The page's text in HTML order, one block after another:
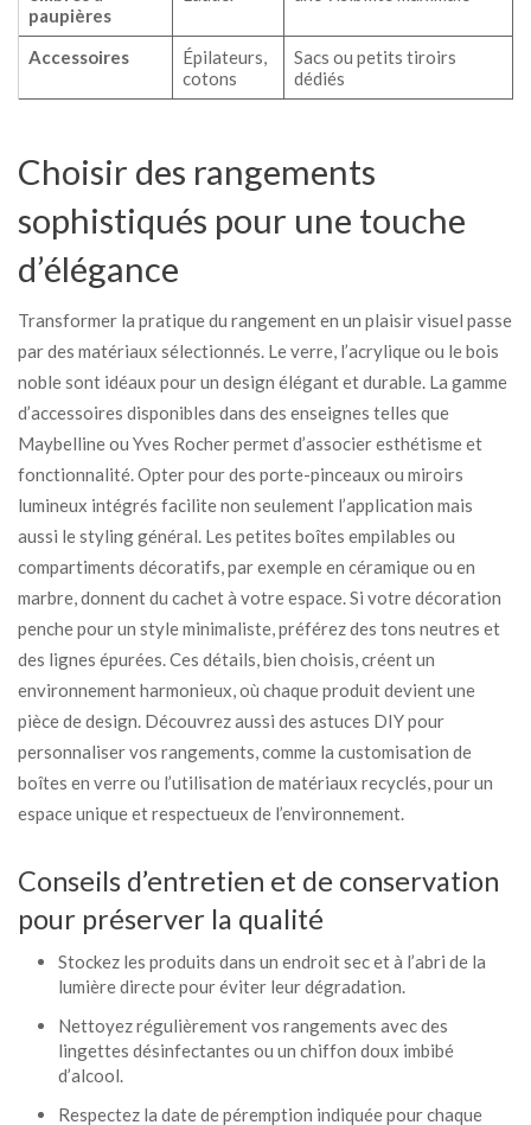
paupières
Accessoires
Épilateurs,
cotons
Sacs ou petits tiroirs
dédiés
Choisir des rangements
sophistiqués pour une touche
d’élégance
Transformer la pratique du rangement en un plaisir visuel passe
par des matériaux sélectionnés. Le verre, l’acrylique ou le bois
noble sont idéaux pour un design élégant et durable. La gamme
d’accessoires disponibles dans des enseignes telles que
Maybelline ou Yves Rocher permet d’associer esthétisme et
fonctionnalité. Opter pour des porte-pinceaux ou miroirs
lumineux intégrés facilite non seulement l’application mais
aussi le styling général. Les petites boîtes empilables ou
compartiments décoratifs, par exemple en céramique ou en
marbre, donnent du cachet à votre espace. Si votre décoration
penche pour un style minimaliste, préférez des tons neutres et
des lignes épurées. Ces détails, bien choisis, créent un
environnement harmonieux, où chaque produit devient une
pièce de design. Découvrez aussi des astuces DIY pour
personnaliser vos rangements, comme la customisation de
boîtes en verre ou l’utilisation de matériaux recyclés, pour un
espace unique et respectueux de l’environnement.
Conseils d’entretien et de conservation
pour préserver la qualité
Stockez les produits dans un endroit sec et à l’abri de la
lumière directe pour éviter leur dégradation.
Nettoyez régulièrement vos rangements avec des
lingettes désinfectantes ou un chiffon doux imbibé
d’alcool.
Respectez la date de péremption indiquée pour chaque